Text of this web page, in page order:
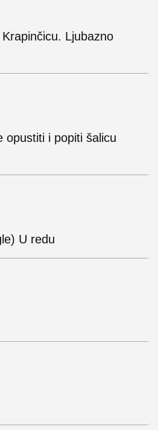
Ljubazno
opustiti i popiti šalicu
U redu